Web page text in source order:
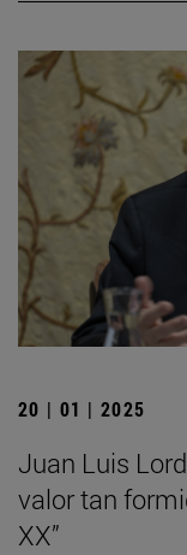
20 | 01 | 2025
Juan Luis
valor tan
XX”